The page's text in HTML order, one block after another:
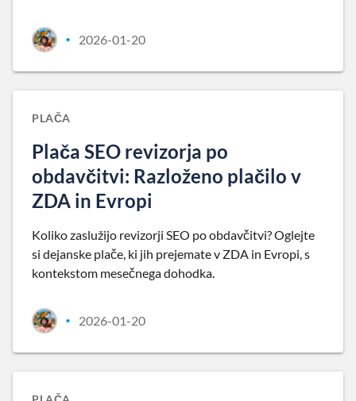
• 2026-01-20
PLAČA
Plača SEO revizorja po
obdavčitvi: Razloženo plačilo v
ZDA in Evropi
Koliko zaslužijo revizorji SEO po obdavčitvi? Oglejte
si dejanske plače, ki jih prejemate v ZDA in Evropi, s
kontekstom mesečnega dohodka.
• 2026-01-20